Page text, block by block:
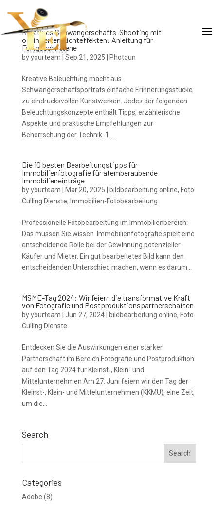
Kreatives Schwangerschafts-Shooting mit
optimierten Lichteffekten: Anleitung für
Fortgeschrittene
byyourteam Sep 21, 2025 Photoun
Kreative Beleuchtung macht aus
Schwangerschaftsporträts einfache Erinnerungsstücke
zu eindrucksvollen Kunstwerken. Jedes der folgenden
Beleuchtungskonzepte enthält Tipps, erzählerische
Aspekte und praktische Empfehlungen zur
Beherrschung der Technik. 1....
Die 10 besten Bearbeitungstipps für
Immobilienfotografie für atemberaubende
Immobilieneinträge
byyourteam Mar 20, 2025 bildbearbeitung online, Foto
Culling Dienste, Immobilien-Fotobearbeitung
Professionelle Fotobearbeitung im Immobilienbereich:
Das müssen Sie wissen Immobilienfotografie spielt eine
entscheidende Rolle bei der Gewinnung potenzieller
Käufer und Mieter. Ein gut bearbeitetes Bild kann den
entscheidenden Unterschied machen, wenn es darum...
MSME-Tag 2024: Wir feiern die transformative Kraft
von Fotografie und Postproduktionspartnerschaften
byyourteam Jun 27, 2024| bildbearbeitung online, Foto
Culling Dienste
Entdecken Sie die Auswirkungen einer starken
Partnerschaft im Bereich Fotografie und Postproduktion
auf den Tag 2024 für Kleinst-, Klein- und
Mittelunternehmen Am 27. Juni feiern wir den Tag der
Kleinst-, Klein- und Mittelunternehmen (KKMU), eine Zeit,
um die...
Search
Categories
Adobe (8)